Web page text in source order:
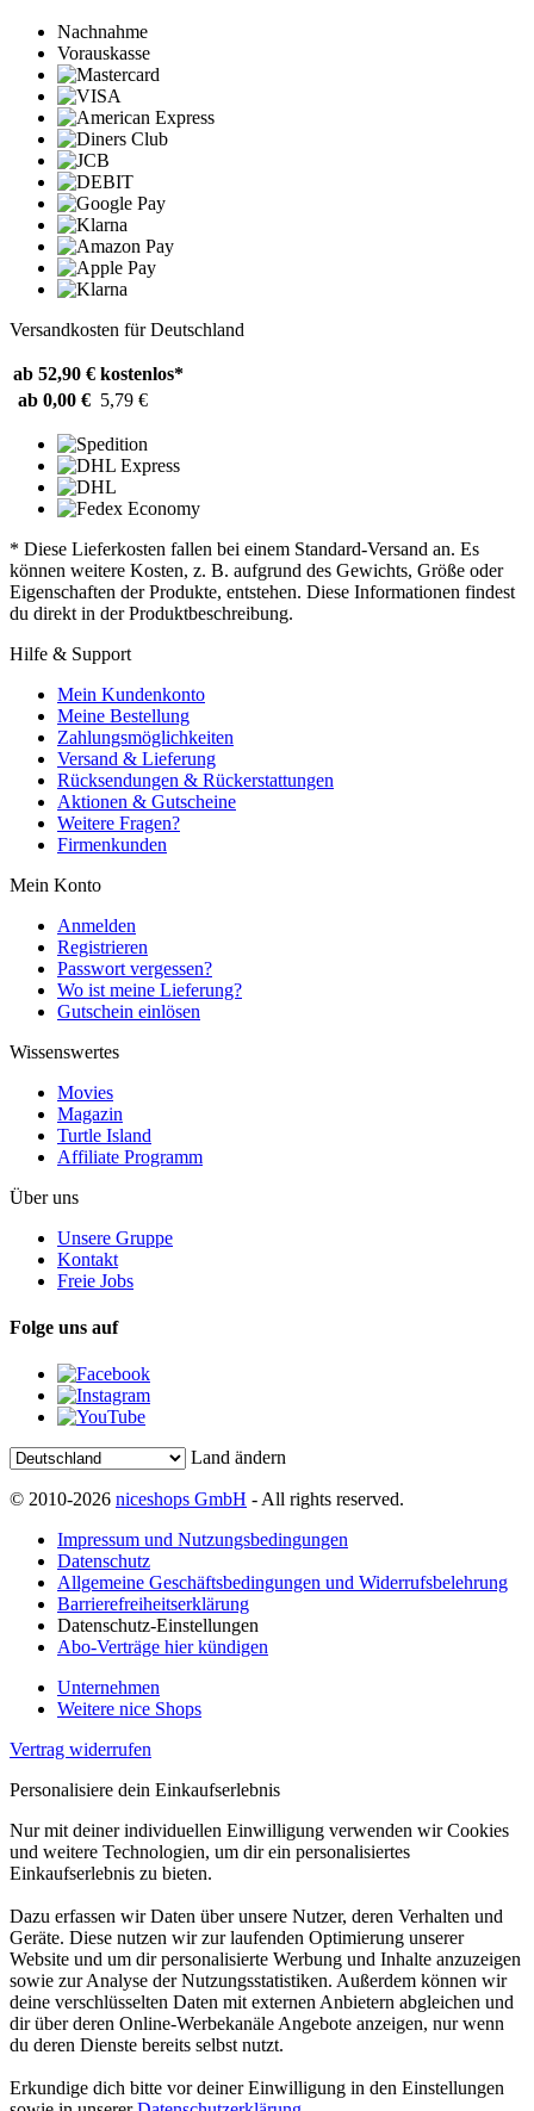
Nachnahme
Vorauskasse
Versandkosten für Deutschland
ab 52,90 € kostenlos*
ab 0,00 € 5,79 €
* Diese Lieferkosten fallen bei einem Standard-Versand an. Es
können weitere Kosten, z. B. aufgrund des Gewichts, Größe oder
Eigenschaften der Produkte, entstehen. Diese Informationen findest
du direkt in der Produktbeschreibung.
Hilfe & Support
Mein Kundenkonto
Meine Bestellung
Zahlungsmöglichkeiten
Versand & Lieferung
Rücksendungen & Rückerstattungen
Aktionen & Gutscheine
Weitere Fragen?
Firmenkunden
Mein Konto
Anmelden
Registrieren
Passwort vergessen?
Wo ist meine Lieferung?
Gutschein einlösen
Wissenswertes
Movies
Magazin
Turtle Island
Affiliate Programm
Über uns
Unsere Gruppe
Kontakt
Freie Jobs
Folge uns auf
Land ändern
© 2010-2026 niceshops GmbH - All rights reserved.
Impressum und Nutzungsbedingungen
Datenschutz
Allgemeine Geschäftsbedingungen und Widerrufsbelehrung
Barrierefreiheitserklärung
Datenschutz-Einstellungen
Abo-Verträge hier kündigen
Unternehmen
Weitere nice Shops
Vertrag widerrufen
Personalisiere dein Einkaufserlebnis
Nur mit deiner individuellen Einwilligung verwenden wir Cookies
und weitere Technologien, um dir ein personalisiertes
Einkaufserlebnis zu bieten.
Dazu erfassen wir Daten über unsere Nutzer, deren Verhalten und
Geräte. Diese nutzen wir zur laufenden Optimierung unserer
Website und um dir personalisierte Werbung und Inhalte anzuzeigen
sowie zur Analyse der Nutzungsstatistiken. Außerdem können wir
deine verschlüsselten Daten mit externen Anbietern abgleichen und
dir über deren Online-Werbekanäle Angebote anzeigen, nur wenn
du deren Dienste bereits selbst nutzt.
Erkundige dich bitte vor deiner Einwilligung in den Einstellungen